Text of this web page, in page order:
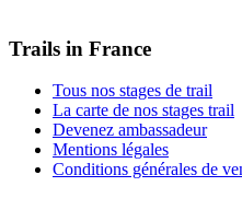
Trails in France
Tous nos stages de trail
La carte de nos stages trail
Devenez ambassadeur
Mentions légales
Conditions générales de